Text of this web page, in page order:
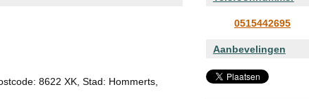
8622 XK, Stad: Hommerts,
0515442695
Aanbevelingen